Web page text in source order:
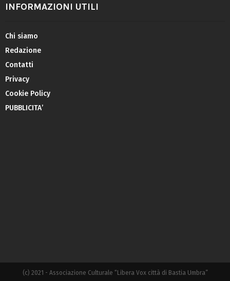
INFORMAZIONI UTILI
Chi siamo
Redazione
Contatti
Privacy
Cookie Policy
PUBBLICITA’
(c) 2021 - Associazione Culturale “Libera Vox città di Bastia Umbra”